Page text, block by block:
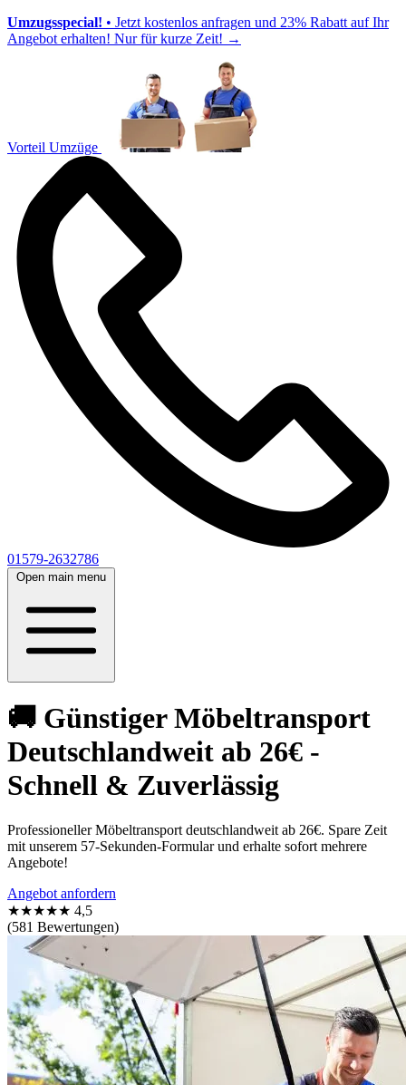
Umzugsspecial! • Jetzt kostenlos anfragen und 23% Rabatt auf Ihr
Angebot erhalten! Nur für kurze Zeit! →
Vorteil Umzüge
01579-2632786
Open main menu
🚚 Günstiger Möbeltransport
Deutschlandweit ab 26€ -
Schnell & Zuverlässig
Professioneller Möbeltransport deutschlandweit ab 26€. Spare Zeit
mit unserem 57-Sekunden-Formular und erhalte sofort mehrere
Angebote!
Angebot anfordern
★★★★★ 4,5
(581 Bewertungen)